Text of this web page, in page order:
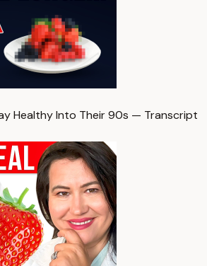
Healthy Into Their 90s — Transcript